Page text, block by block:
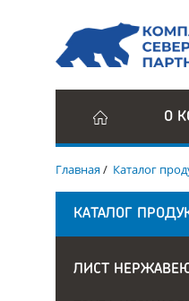
О
Главная/ Каталог
КАТАЛОГ
ЛИСТ